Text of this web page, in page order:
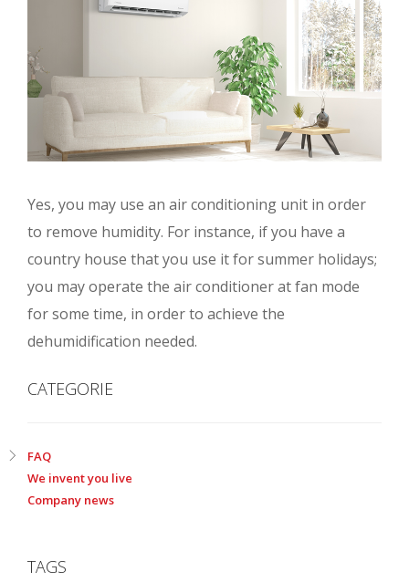
Yes, you may use an air conditioning unit in order
to remove humidity. For instance, if you have a
country house that you use it for summer holidays;
you may operate the air conditioner at fan mode
for some time, in order to achieve the
dehumidification needed.
CATEGORIE
FAQ
We invent you live
Company news
TAGS